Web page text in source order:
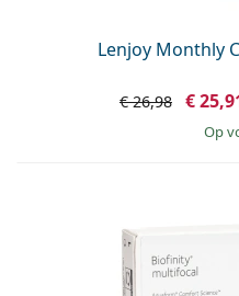
Lenjoy Monthly
€ 26,98 €
op